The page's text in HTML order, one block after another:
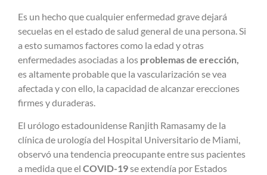
Es un hecho que cualquier enfermedad grave dejará
secuelas en el estado de salud general de una persona. Si
a esto sumamos factores como la edad y otras
enfermedades asociadas a los problemas de erección,
es altamente probable que la vascularización se vea
afectada y con ello, la capacidad de alcanzar erecciones
firmes y duraderas.
El urólogo estadounidense Ranjith Ramasamy de la
clínica de urología del Hospital Universitario de Miami,
observó una tendencia preocupante entre sus pacientes
a medida que el COVID-19se extendía por Estados